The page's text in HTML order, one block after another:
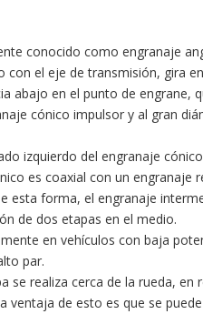
conocido como engranaje
el eje de transmisión, gira
abajo en el punto de engrane,
cónico impulsor y al gran
izquierdo del engranaje
es coaxial con un engranaje
esta forma, el engranaje
de dos etapas en el medio.
en vehículos con baja
par.
se realiza cerca de la rueda, en
ventaja de esto es que se